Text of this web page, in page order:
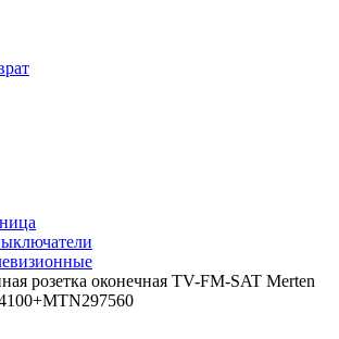
розетка оконечная TV-FM-SAT Merten